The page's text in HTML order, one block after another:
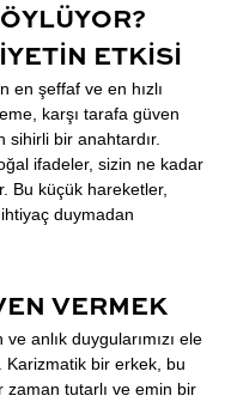
ETKISI
en şeffaf ve en hızlı
karşı tarafa güven
sihirli bir anahtardır.
ifadeler, sizin ne kadar
Bu küçük hareketler,
duymadan
VERMEK
anlık duygularımızı ele
Karizmatik bir erkek, bu
zaman tutarlı ve emin bir